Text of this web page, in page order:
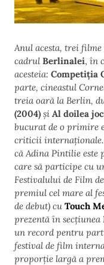
Anul acesta, trei
cadrul Berlinalei, în
acesteia: Competiția
parte, cineastul
treia oară la Berlin,
(2004) și Al doilea joc
bucurat de o primire
criticii internaționale.
că Adina Pintilie este
care să participe cu
Festivalului de Film
premiul cel mare al
de debut) cu Touch
prezentă în secțiunea
un record pentru
festival de film
proporție largă a